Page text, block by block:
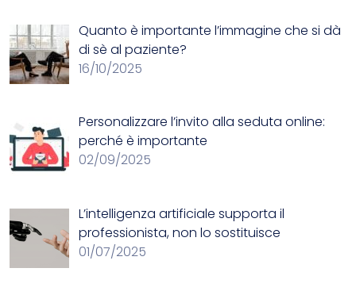
Quanto è importante l’immagine che si dà
di sè al paziente?
16/10/2025
Personalizzare l’invito alla seduta online:
perché è importante
02/09/2025
L’intelligenza artificiale supporta il
professionista, non lo sostituisce
01/07/2025